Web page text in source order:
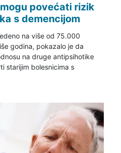
povećati rizik
s demencijom
na više od 75.000
godina, pokazalo je da
na druge antipsihotike
starijim bolesnicima s